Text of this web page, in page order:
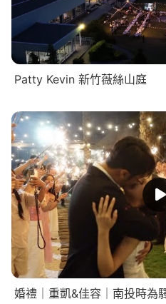
Patty Kevin 新竹薇絲山庭
婚禮｜重凱&佳容｜南投時為